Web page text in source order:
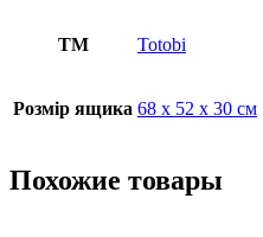
ТМ Totobi
Розмір ящика 68 х 52 х 30 см
Похожие товары